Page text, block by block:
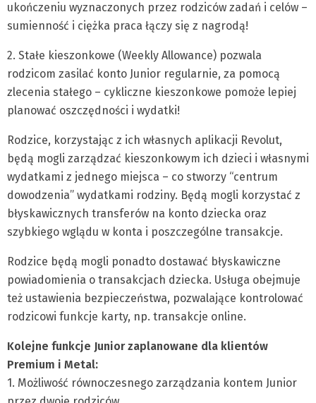
ukończeniu wyznaczonych przez rodziców zadań i celów –
sumienność i ciężka praca łączy się z nagrodą!
2. Stałe kieszonkowe (Weekly Allowance) pozwala
rodzicom zasilać konto Junior regularnie, za pomocą
zlecenia stałego – cykliczne kieszonkowe pomoże lepiej
planować oszczędności i wydatki!
Rodzice, korzystając z ich własnych aplikacji Revolut,
będą mogli zarządzać kieszonkowym ich dzieci i własnymi
wydatkami z jednego miejsca – co stworzy “centrum
dowodzenia” wydatkami rodziny. Będą mogli korzystać z
błyskawicznych transferów na konto dziecka oraz
szybkiego wglądu w konta i poszczególne transakcje.
Rodzice będą mogli ponadto dostawać błyskawiczne
powiadomienia o transakcjach dziecka. Usługa obejmuje
też ustawienia bezpieczeństwa, pozwalające kontrolować
rodzicowi funkcje karty, np. transakcje online.
Kolejne funkcje Junior zaplanowane dla klientów
Premium i Metal:
1. Możliwość równoczesnego zarządzania kontem Junior